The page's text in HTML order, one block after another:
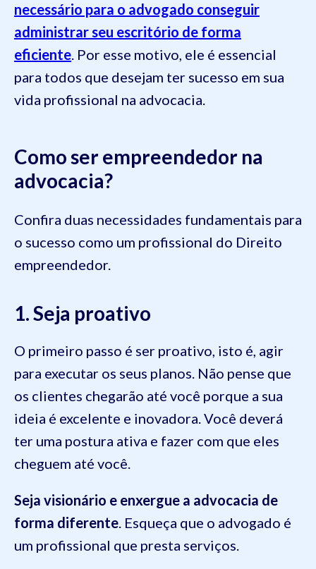
necessário para o advogado conseguir
administrar seu escritório de forma
eficiente. Por esse motivo, ele é essencial
para todos que desejam ter sucesso em sua
vida profissional na advocacia.
Como ser empreendedor na
advocacia?
Confira duas necessidades fundamentais para
o sucesso como um profissional do Direito
empreendedor.
1. Seja proativo
O primeiro passo é ser proativo, isto é, agir
para executar os seus planos. Não pense que
os clientes chegarão até você porque a sua
ideia é excelente e inovadora. Você deverá
ter uma postura ativa e fazer com que eles
cheguem até você.
Seja visionário e enxergue a advocacia de
forma diferente. Esqueça que o advogado é
um profissional que presta serviços.